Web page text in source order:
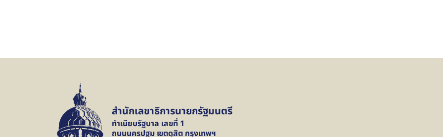
สำนักเลขาธิการนายกรัฐมนตรี
ทำเนียบรัฐบาล เลขที่ 1
ถนนนครปฐม เขตดุสิต กรุงเทพฯ